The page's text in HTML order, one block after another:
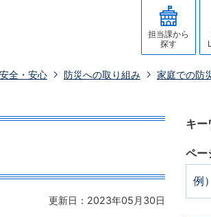
担当課から
探す
安全・安心 防災への取り組み 家庭での防
更新日：2023年05月30日
キー
ペー